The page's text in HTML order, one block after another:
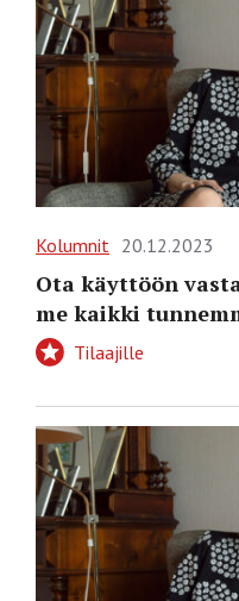
Kolumnit 20.12.2023
Ota käyttöön
me kaikki
Tilaajille